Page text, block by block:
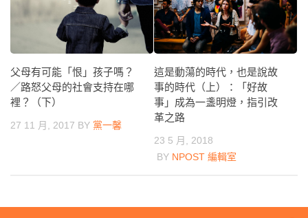
父母有可能「恨」孩子嗎？
／路怒父母的社會支持在哪
裡？（下）
27 11 月, 2017 BY 黨一馨
這是動蕩的時代，也是說故
事的時代（上）：「好故
事」成為一盞明燈，指引改
革之路
23 5 月, 2018
BY NPOST 編輯室